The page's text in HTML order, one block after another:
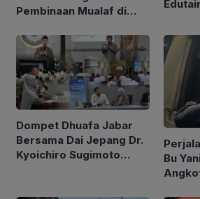
Pembinaan Mualaf di
Yatim
di PT
Dompet Dhuafa Jabar
Bersama Dai Jepang Dr.
Kyoichiro Sugimoto
Bu